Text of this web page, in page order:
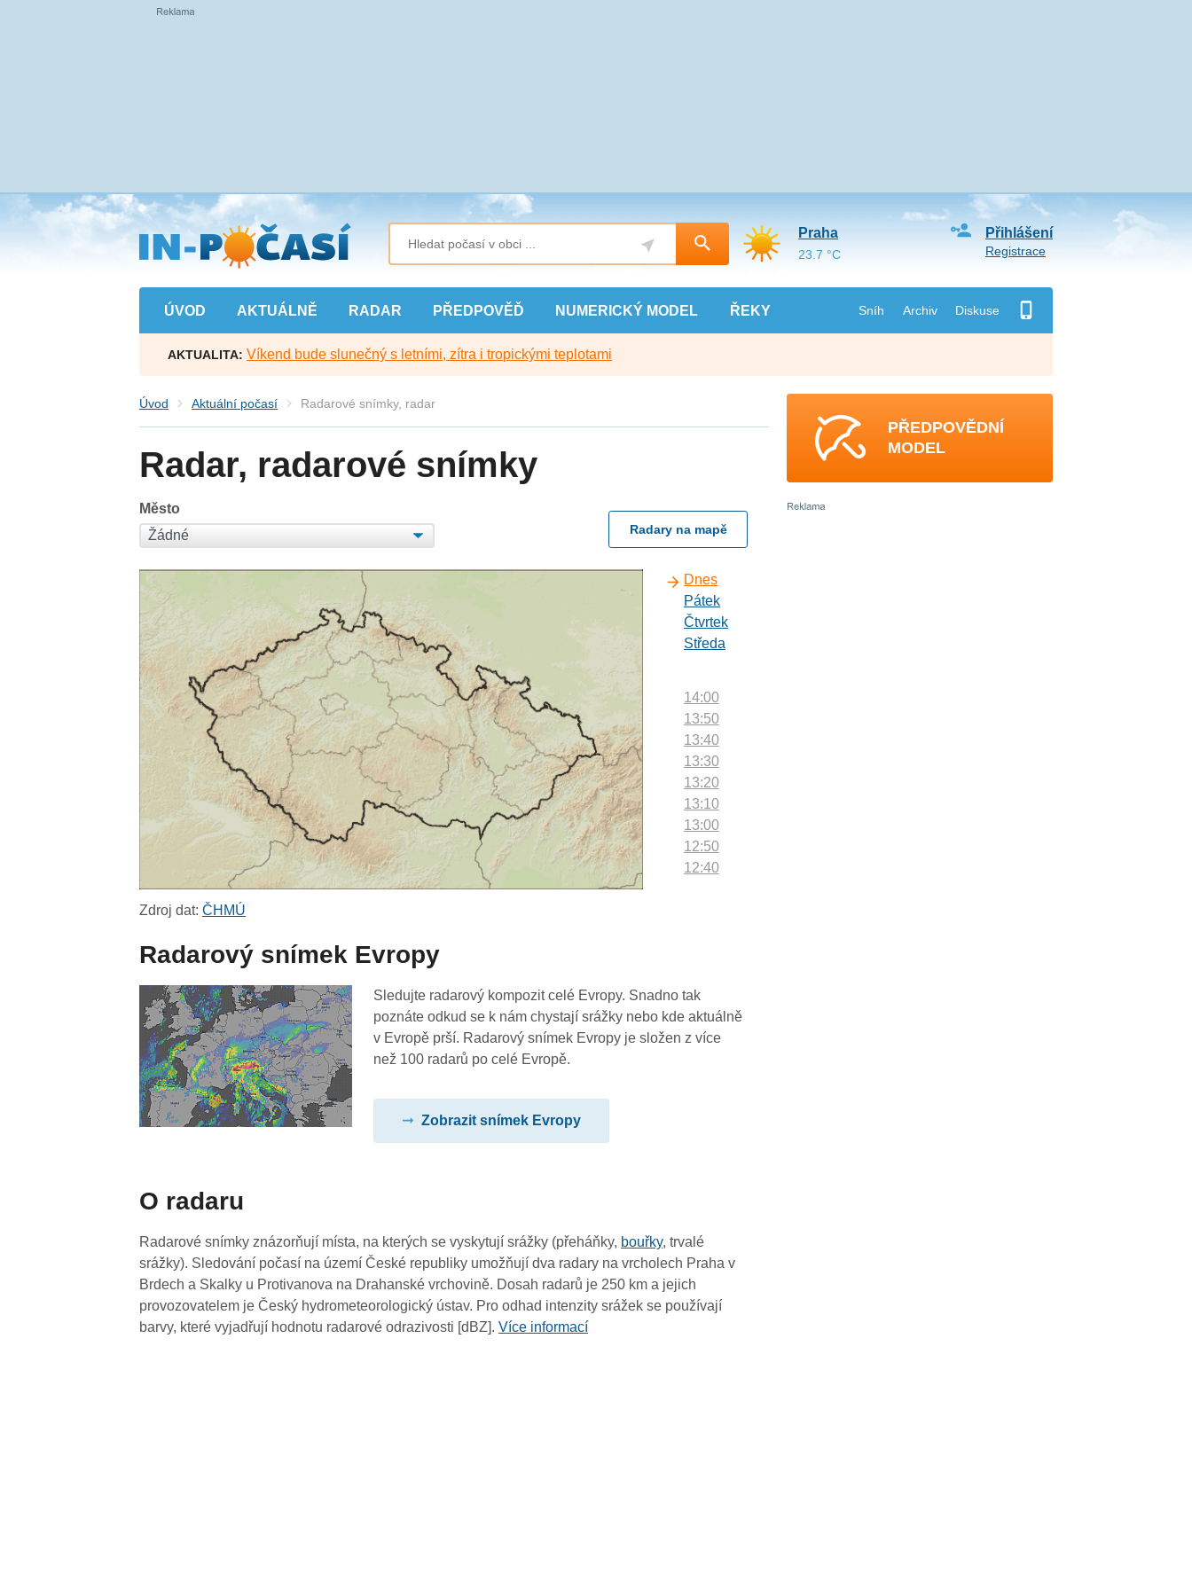
Přejít
na
hlavní
obsah
ÚVOD AKTUÁLNĚ RADAR PŘEDPOVĚĎ NUMERICKÝ MODEL ŘEKY Sníh Archiv Diskuse
Přihlášení
Registrace
Praha
23.7 °C
AKTUALITA: Víkend bude slunečný s letními, zítra i tropickými teplotami
Úvod Aktuální počasí Radarové snímky, radar
Radar, radarové snímky
Město
Radary na mapě
Dnes
Pátek
Čtvrtek
Středa
14:00
13:50
13:40
13:30
13:20
13:10
13:00
12:50
12:40
11:40
11:30
11:20
09:40
09:30
09:20
09:10
Zdroj dat:ČHMÚ
Radarový snímek Evropy
Sledujte radarový kompozit celé Evropy. Snadno tak
poznáte odkud se k nám chystají srážky nebo kde aktuálně
v Evropě prší. Radarový snímek Evropy je složen z více
než 100 radarů po celé Evropě.
Zobrazit snímek Evropy
O radaru
Radarové snímky znázorňují místa, na kterých se vyskytují srážky (přeháňky, bouřky, trvalé
srážky). Sledování počasí na území České republiky umožňují dva radary na vrcholech Praha v
Brdech a Skalky u Protivanova na Drahanské vrchovině. Dosah radarů je 250 km a jejich
provozovatelem je Český hydrometeorologický ústav. Pro odhad intenzity srážek se používají
barvy, které vyjadřují hodnotu radarové odrazivosti [dBZ].Více informací
PŘEDPOVĚDNÍ
MODEL